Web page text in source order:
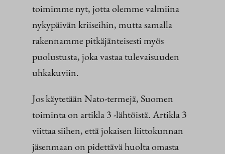
toimimme nyt, jotta olemme valmiina
nykypäivän kriiseihin, mutta samalla
rakennamme pitkäjänteisesti myös
puolustusta, joka vastaa tulevaisuuden
uhkakuviin.
Jos käytetään Nato-termejä, Suomen
toiminta on artikla 3 -lähtöistä. Artikla 3
viittaa siihen, että jokaisen liittokunnan
jäsenmaan on pidettävä huolta omasta